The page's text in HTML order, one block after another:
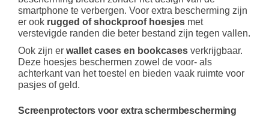
smartphone te verbergen. Voor extra bescherming zijn
er ook rugged of shockproof hoesjes met
verstevigde randen die beter bestand zijn tegen vallen.
Ook zijn er wallet cases en bookcases verkrijgbaar.
Deze hoesjes beschermen zowel de voor- als
achterkant van het toestel en bieden vaak ruimte voor
pasjes of geld.
Screenprotectors voor extra schermbescherming